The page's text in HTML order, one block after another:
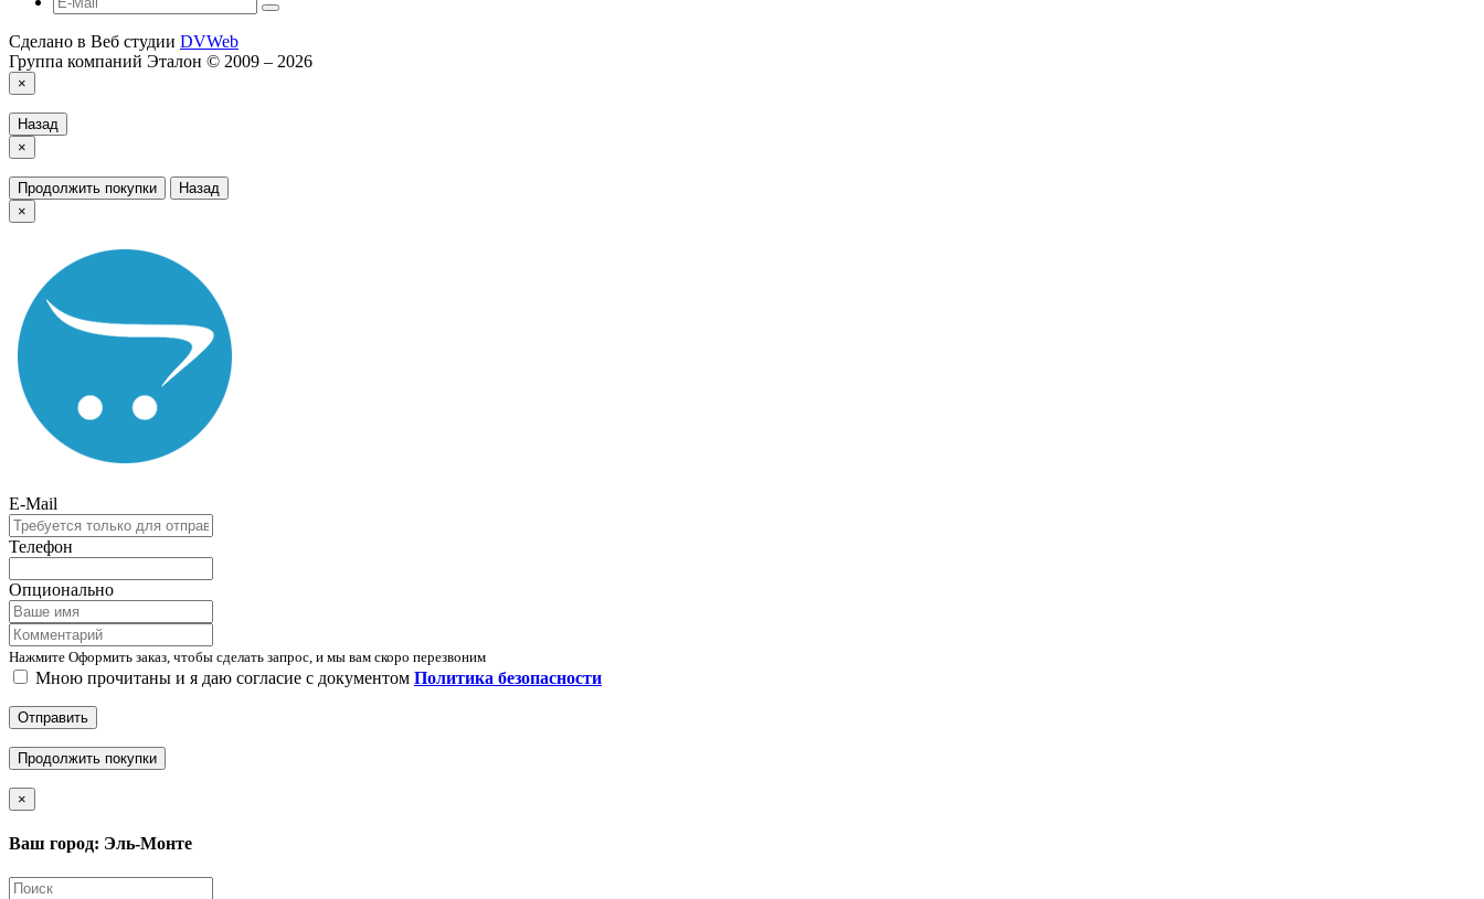
Сделано в Веб студии DVWeb
Группа компаний Эталон © 2009 – 2026
×
Назад
×
Продолжить покупки
Назад
×
E-Mail
Телефон
Опционально
Нажмите Оформить заказ, чтобы сделать запрос, и мы вам скоро перезвоним
Мною прочитаны и я даю согласие с документом Политика безопасности
Отправить
Продолжить покупки
×
Ваш город: Эль-Монте